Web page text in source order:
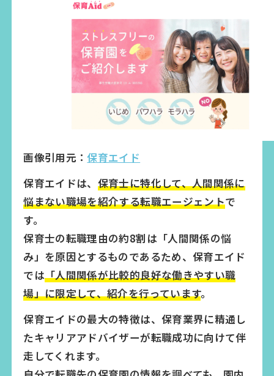
画像引用元： 保育エイド
保育エイドは、 保育士に特化して、人間関係に
悩まない職場を紹介する転職エージェントで
す。
保育士の転職理由の約8割は「人間関係の悩
み」を原因とするものであるため、保育エイド
では「人間関係が比較的良好な働きやすい職
場」に限定して、紹介を行っています。
保育エイドの最大の特徴は、保育業界に精通し
たキャリアアドバイザーが転職成功に向けて伴
走してくれます。